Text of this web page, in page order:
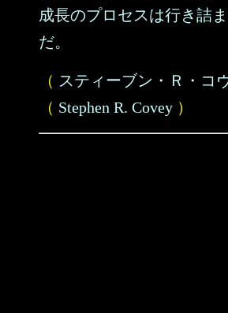
成長のプロセスは行き詰
だ。
（ スティーブン・Ｒ・コ
（ Stephen R. Covey ）